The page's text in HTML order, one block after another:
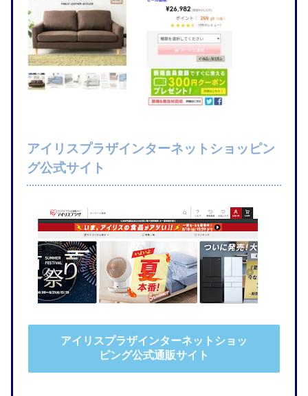
アイリスプラザインターネットショッピン
グ公式サイト
アイリスプラザインターネットショッ
ピング公式通販サイト